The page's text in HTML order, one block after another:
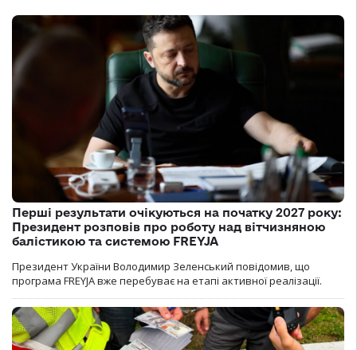
Перші результати очікуються на початку 2027 року:
Президент розповів про роботу над вітчизняною
балістикою та системою FREYJA
Президент України Володимир Зеленський повідомив, що
програма FREYJA вже перебуває на етапі активної реалізації.